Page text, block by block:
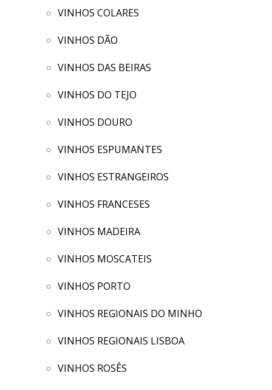
VINHOS COLARES
VINHOS DÃO
VINHOS DAS BEIRAS
VINHOS DO TEJO
VINHOS DOURO
VINHOS ESPUMANTES
VINHOS ESTRANGEIROS
VINHOS FRANCESES
VINHOS MADEIRA
VINHOS MOSCATEIS
VINHOS PORTO
VINHOS REGIONAIS DO MINHO
VINHOS REGIONAIS LISBOA
VINHOS ROSÊS